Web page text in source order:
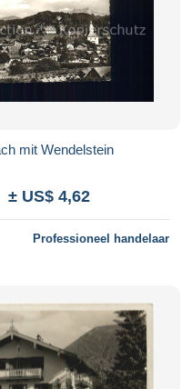
mit Wendelstein
± US$ 4,62
Professioneel handelaar